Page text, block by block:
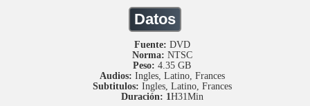
Datos
Fuente: DVD
Norma: NTSC
Peso: 4.35 GB
Audios: Ingles, Latino, Frances
Subtitulos: Ingles, Latino, Frances
Duración: 1H31Min